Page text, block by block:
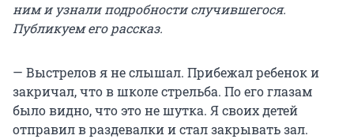
ним и узнали подробности случившегося.
Публикуем его рассказ.
— Выстрелов я не слышал. Прибежал ребенок и
закричал, что в школе стрельба. По его глазам
было видно, что это не шутка. Я своих детей
отправил в раздевалки и стал закрывать зал.